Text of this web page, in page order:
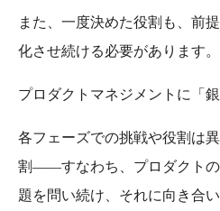
また、一度決めた役割も、前
化させ続ける必要があります。
プロダクトマネジメントに「
各フェーズでの挑戦や役割は
割――すなわち、プロダクトの
題を問い続け、それに向き合